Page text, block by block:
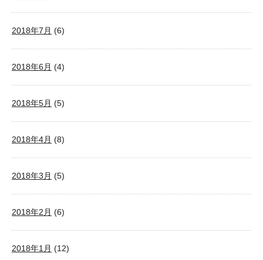
2018年7月 (6)
2018年6月 (4)
2018年5月 (5)
2018年4月 (8)
2018年3月 (5)
2018年2月 (6)
2018年1月 (12)